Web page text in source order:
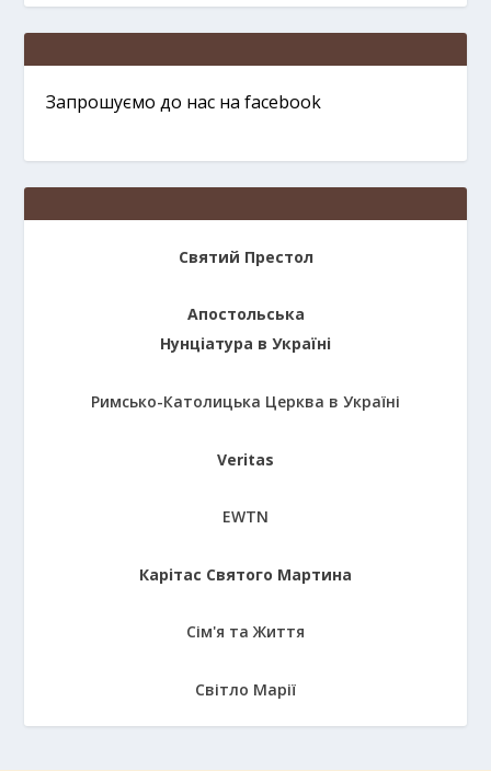
Запрошуємо до нас на facebook
Святий Престол
Апостольська
Нунціатура в Україні
Римсько-Католицька Церква в Україні
Veritas
EWTN
Карітас Святого Мартина
Сім'я та Життя
Світло Марії